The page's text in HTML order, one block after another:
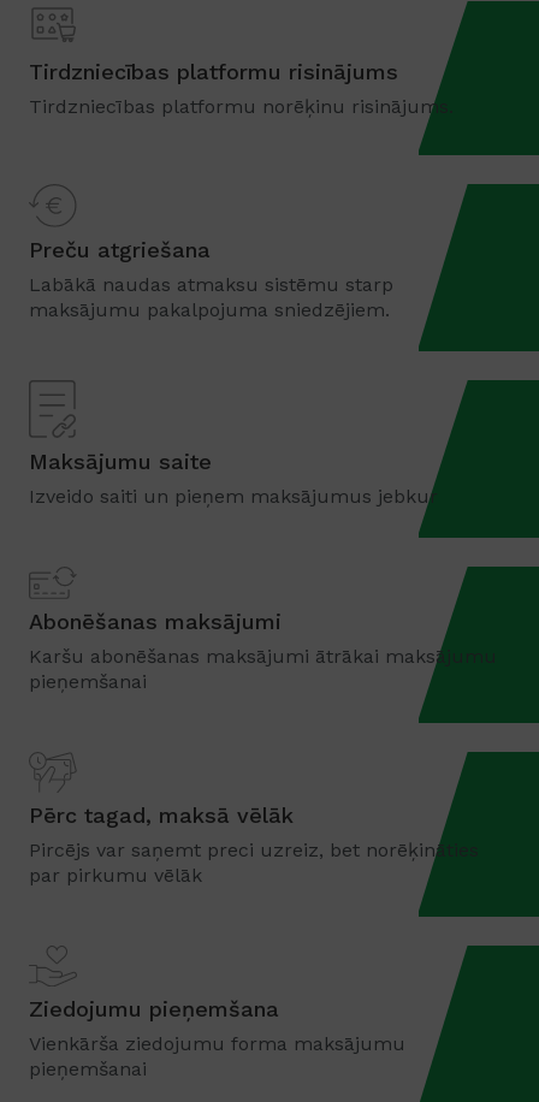
Tirdzniecības platformu risinājums
Tirdzniecības platformu norēķinu risinājums.
Preču atgriešana
Labākā naudas atmaksu sistēmu starp
maksājumu pakalpojuma sniedzējiem.
Maksājumu saite
Izveido saiti un pieņem maksājumus jebkur
Abonēšanas maksājumi
Karšu abonēšanas maksājumi ātrākai maksājumu
pieņemšanai
Pērc tagad, maksā vēlāk
Pircējs var saņemt preci uzreiz, bet norēķināties
par pirkumu vēlāk
Ziedojumu pieņemšana
Vienkārša ziedojumu forma maksājumu
pieņemšanai